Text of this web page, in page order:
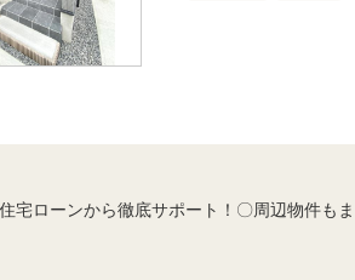
宅ローンから徹底サポート！〇周辺物件も